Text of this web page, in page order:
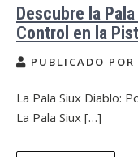
Descubre la
Control en la
PUBLICADO POR
La Pala Siux Diablo:
La Pala Siux […]